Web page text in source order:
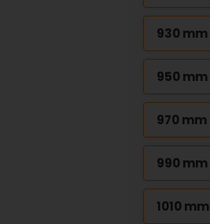
930 mm
950 mm
970 mm
990 mm
1010 mm